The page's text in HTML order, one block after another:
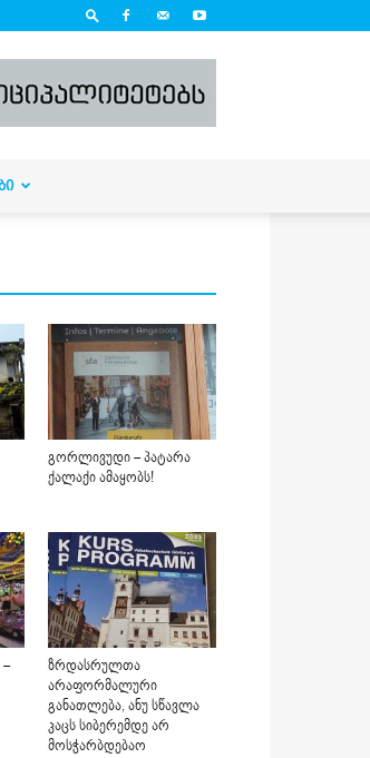
გორლივუდი – პატარა
ქალაქი ამაყობს!
ზრდასრულთა
არაფორმალური
განათლება, ანუ სწავლა
კაცს სიბერემდე არ
მოსჭარბდებაო